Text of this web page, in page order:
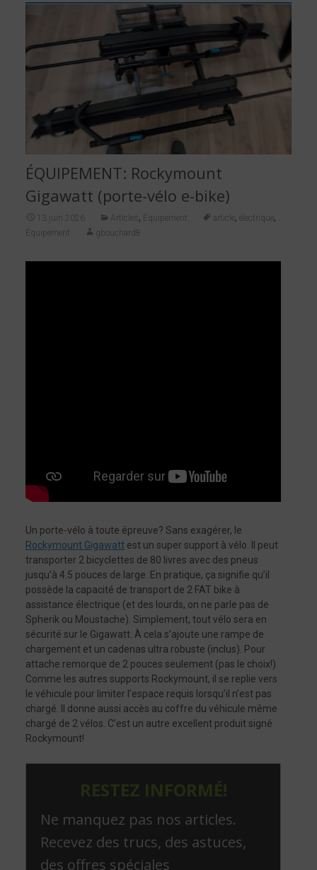
ÉQUIPEMENT: Rockymount
Gigawatt (porte-vélo e-bike)
13 juin 2026 Articles , Équipement article , électrique ,
Équipement gbouchard8
Un porte-vélo à toute épreuve? Sans exagérer, le
Rockymount Gigawattest un super support à vélo. Il peut
transporter 2 bicyclettes de 80 livres avec des pneus
jusqu’à 4.5 pouces de large. En pratique, ça signifie qu’il
possède la capacité de transport de 2 FAT bike à
assistance électrique (et des lourds, on ne parle pas de
Spherik ou Moustache). Simplement, tout vélo sera en
sécurité sur le Gigawatt. À cela s’ajoute une rampe de
chargement et un cadenas ultra robuste (inclus). Pour
attache remorque de 2 pouces seulement (pas le choix!)
Comme les autres supports Rockymount, il se replie vers
le véhicule pour limiter l’espace requis lorsqu’il n’est pas
chargé. Il donne aussi accès au coffre du véhicule même
chargé de 2 vélos. C’est un autre excellent produit signé
Rockymount!